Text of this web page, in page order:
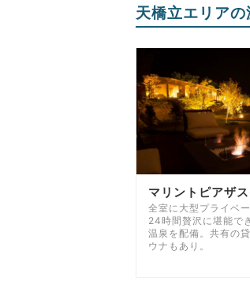
天橋立エリア
マリントピアザ
全室に大型プライベ
24時間贅沢に堪能で
温泉を配備。共有の
ウナもあり。